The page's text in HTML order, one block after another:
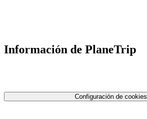
Información de PlaneTrip
Configuración de cookies